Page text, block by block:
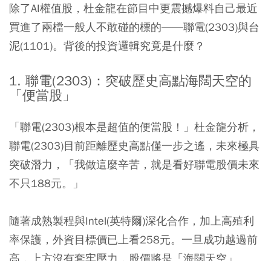
除了AI權值股，杜金龍在節目中更震撼爆料自己最近
買進了兩檔一般人不敢碰的標的——聯電(2303)與台
泥(1101)。背後的投資邏輯究竟是什麼？
1. 聯電(2303)：突破歷史高點海闊天空的
「便當股」
「聯電(2303)根本是超值的便當股！」杜金龍分析，
聯電(2303)目前距離歷史高點僅一步之遙，未來極具
突破潛力，「我做這麼辛苦，就是看好聯電股價未來
不只188元。」
隨著成熟製程與Intel(英特爾)深化合作，加上高殖利
率保護， 外資目標價已上看258元。 一旦成功越過前
高，上方沒有套牢壓力，股價將是「海闊天空」。